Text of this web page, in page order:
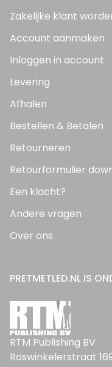
Zakelijke klant
Account aanmaken
Inloggen in account
Levering
Afhalen
Bestellen & Betalen
Retourneren
Retourformulier
Een klacht?
Andere vragen
Over ons
PRETMETLED.NL IS
RTM Publishing BV
Roswinkelerstraat